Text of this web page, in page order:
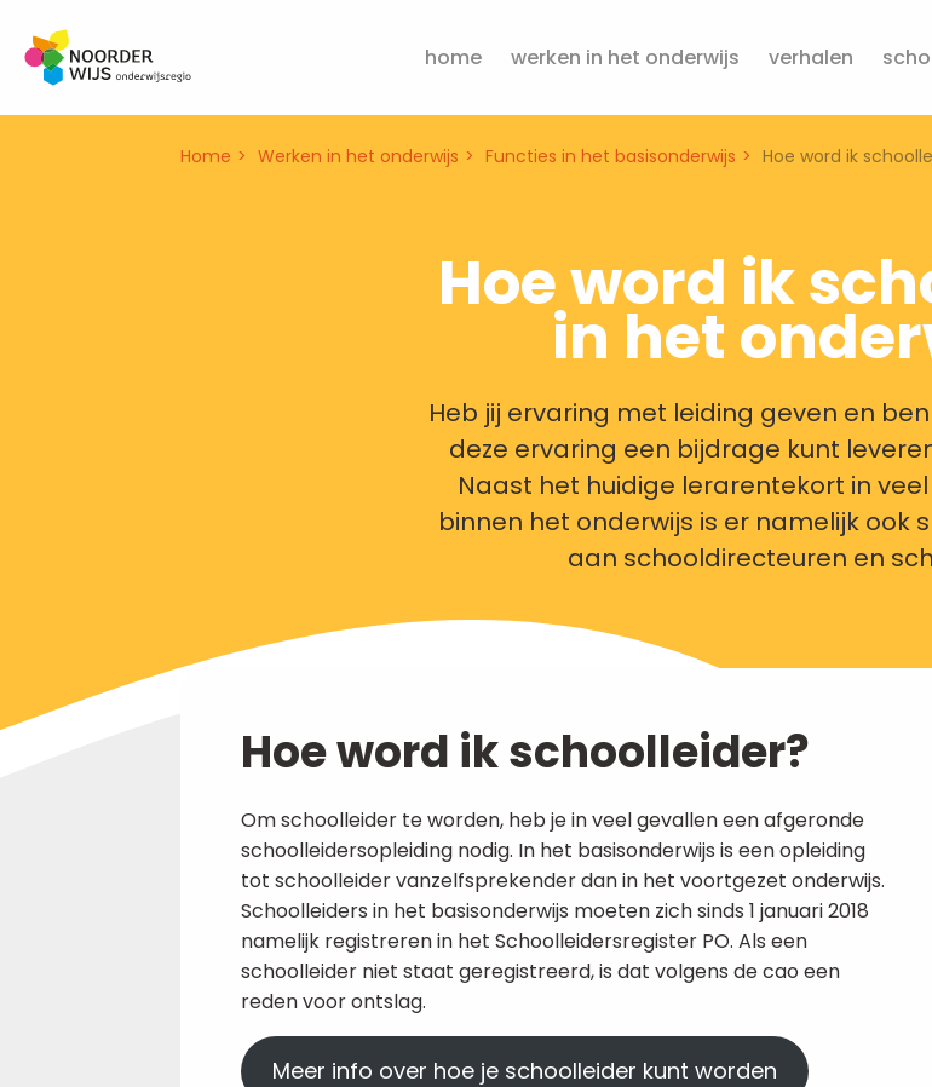
home werken in het onderwijs verhalen
Home Werken in het onderwijs Functies in het basisonderwijs Hoe word ik
Hoe word ik
in het
Heb jij ervaring met leiding geven en
deze ervaring een bijdrage kunt
Naast het huidige lerarentekort in
binnen het onderwijs is er namelijk ook
aan schooldirecteuren en
Hoe word ik schoolleider?
Om schoolleider te worden, heb je in veel gevallen een afgeronde
schoolleidersopleiding nodig. In het basisonderwijs is een opleiding
tot schoolleider vanzelfsprekender dan in het voortgezet onderwijs.
Schoolleiders in het basisonderwijs moeten zich sinds 1 januari 2018
namelijk registreren in het Schoolleidersregister PO. Als een
schoolleider niet staat geregistreerd, is dat volgens de cao een
reden voor ontslag.
Meer info over hoe je schoolleider kunt worden